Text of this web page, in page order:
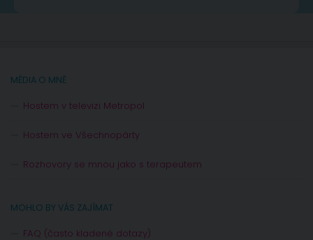
MÉDIA O MNĚ
Hostem v televizi Metropol
Hostem ve Všechnopárty
Rozhovory se mnou jako s terapeutem
MOHLO BY VÁS ZAJÍMAT
FAQ (často kladené dotazy)